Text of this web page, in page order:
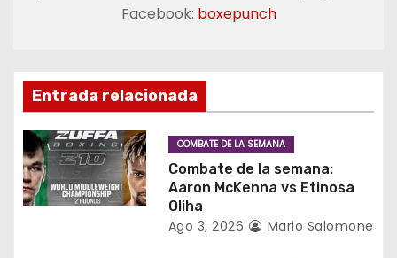
i
ó
n
d
Facebook: boxepunch
Entrada relacionada
COMBATE DE LA SEMANA
Combate de la semana:
Aaron McKenna vs Etinosa
Oliha
Ago 3, 2026 Mario Salomone